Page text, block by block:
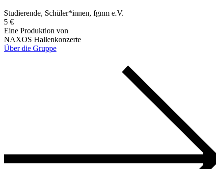
Studierende, Schüler*innen, fgnm e.V.
5 €
Eine Produktion von
NAXOS Hallenkonzerte
Über die Gruppe